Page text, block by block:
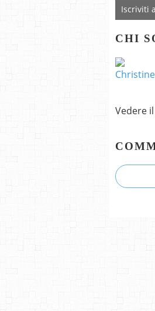
Iscriviti
CHI
Vedere